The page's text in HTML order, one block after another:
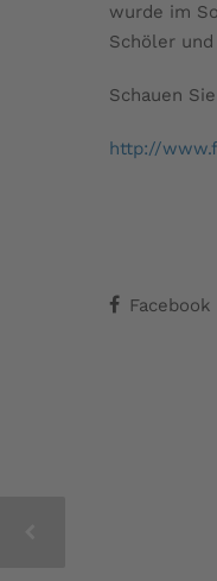
wurde im
Schöler
Schauen
http://
Facebook